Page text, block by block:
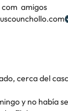
amigos
cerca del
y no había